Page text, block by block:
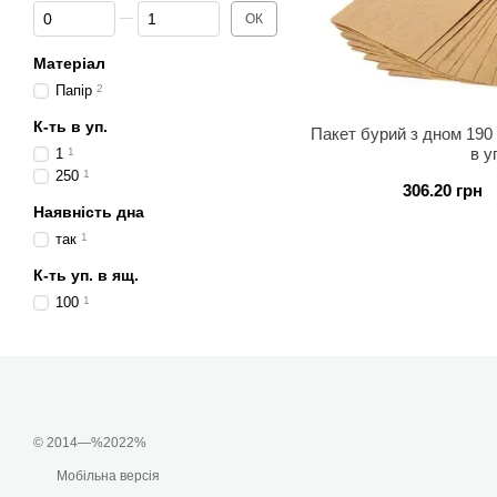
Пакет бурий з дном
в
306.20 грн
Від Кількість
До Кількість ОК
Матеріал
Папір 2
К-ть в уп.
1 1
250 1
Наявність дна
так 1
К-ть уп. в ящ.
100 1
© 2014—%2022%
Мобільна версія